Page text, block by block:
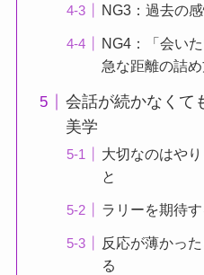
NG3：過去の
NG4：「会い
急な距離の詰
会話が続かなくて
美学
大切なのはや
と
ラリーを期待
反応が薄かっ
る